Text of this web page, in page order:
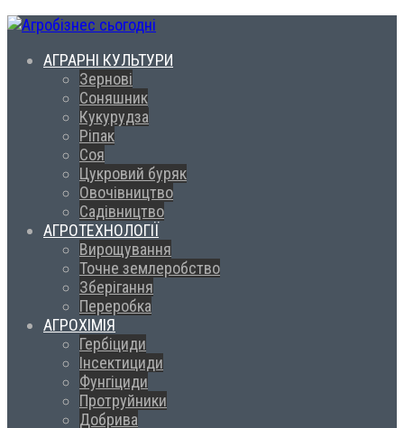
АГРАРНІ КУЛЬТУРИ
Зернові
Соняшник
Кукурудза
Ріпак
Соя
Цукровий буряк
Овочівництво
Садівництво
АГРОТЕХНОЛОГІЇ
Вирощування
Точне землеробство
Зберігання
Переробка
АГРОХІМІЯ
Гербіциди
Інсектициди
Фунгіциди
Протруйники
Добрива